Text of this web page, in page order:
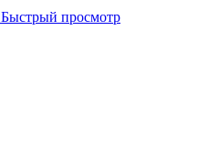
Быстрый просмотр